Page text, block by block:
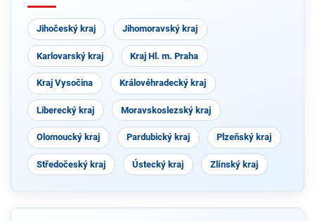
Jihočeský kraj Jihomoravský kraj
Karlovarský kraj Kraj Hl. m. Praha
Kraj Vysočina Královéhradecký kraj
Liberecký kraj Moravskoslezský kraj
Olomoucký kraj Pardubický kraj Plzeňský kraj
Středočeský kraj Ústecký kraj Zlínský kraj